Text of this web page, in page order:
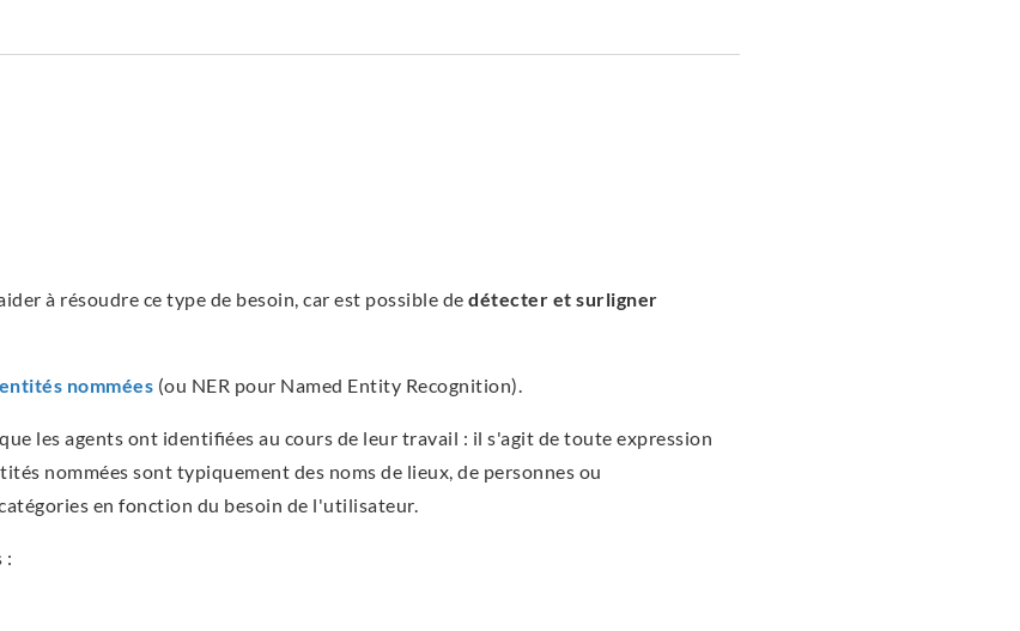
à résoudre ce type de besoin, car est possible de détecter et surligner
entités nommées (ou NER pour Named Entity Recognition).
que les agents ont identifiées au cours de leur travail : il s'agit de toute expression
nommées sont typiquement des noms de lieux, de personnes ou
en fonction du besoin de l'utilisateur.
: